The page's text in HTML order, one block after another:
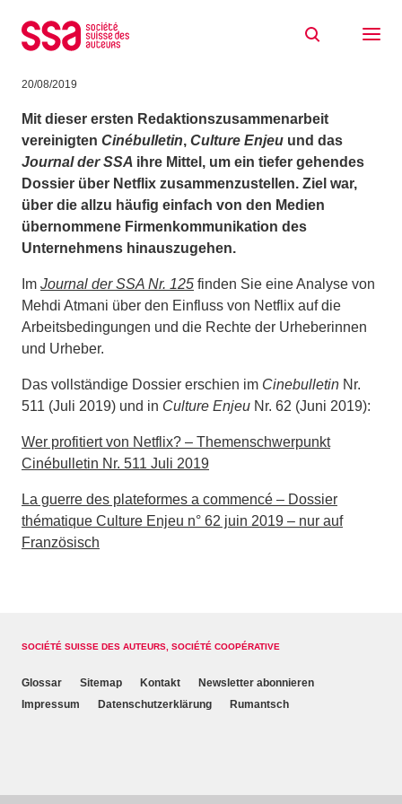
publizieren ein Dossier über Netflix
20/08/2019
Mit dieser ersten Redaktionszusammenarbeit
vereinigten Cinébulletin, Culture Enjeu und das
Journal der SSA ihre Mittel, um ein tiefer gehendes
Dossier über Netflix zusammenzustellen. Ziel war,
über die allzu häufig einfach von den Medien
übernommene Firmenkommunikation des
Unternehmens hinauszugehen.
Im Journal der SSA Nr. 125 finden Sie eine Analyse von
Mehdi Atmani über den Einfluss von Netflix auf die
Arbeitsbedingungen und die Rechte der Urheberinnen
und Urheber.
Das vollständige Dossier erschien im Cinebulletin Nr.
511 (Juli 2019) und in Culture Enjeu Nr. 62 (Juni 2019):
Wer profitiert von Netflix? – Themenschwerpunkt
Cinébulletin Nr. 511 Juli 2019
La guerre des plateformes a commencé – Dossier
thématique Culture Enjeu n° 62 juin 2019 – nur auf
Französisch
SOCIÉTÉ SUISSE DES AUTEURS, SOCIÉTÉ COOPÉRATIVE
Glossar Sitemap Kontakt
Newsletter abonnieren
Impressum
Datenschutzerklärung Rumantsch